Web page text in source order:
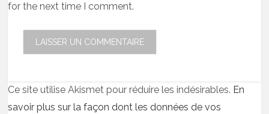
for the next time I comment.
Ce site utilise Akismet pour réduire les indésirables. En
savoir plus sur la façon dont les données de vos